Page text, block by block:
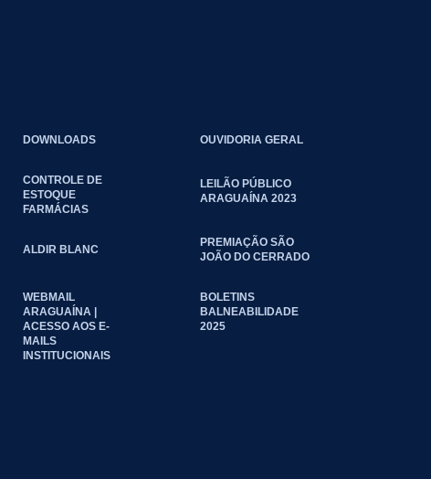
DOWNLOADS OUVIDORIA GERAL
CONTROLE DE
ESTOQUE
FARMÁCIAS
LEILÃO PÚBLICO
ARAGUAÍNA 2023
ALDIR BLANC
PREMIAÇÃO SÃO
JOÃO DO CERRADO
WEBMAIL
ARAGUAÍNA |
ACESSO AOS E-
MAILS
INSTITUCIONAIS
BOLETINS
BALNEABILIDADE
2025